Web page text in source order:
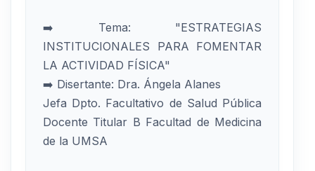
➡️ Tema: "ESTRATEGIAS
INSTITUCIONALES PARA FOMENTAR
LA ACTIVIDAD FÍSICA"
➡️ Disertante: Dra. Ángela Alanes
Jefa Dpto. Facultativo de Salud Pública
Docente Titular B Facultad de Medicina
de la UMSA